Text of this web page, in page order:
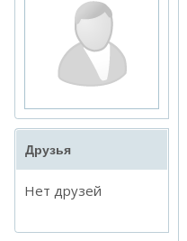
Друзья
Нет друзей